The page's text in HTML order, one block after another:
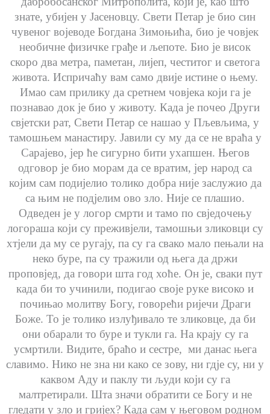
знате, убијен у Јасеновцу. Свети Петар је био син
чувеног војеводе Богдана Зимоњића, био је човјек
необичне физичке грађе и љепоте. Био је висок
скоро два метра, паметан, лијеп, честитог и светога
живота. Испричаћу вам само двије истине о њему.
Имао сам прилику да сретнем човјека који га је
познавао док је био у животу. Када је почео Други
свјетски рат, Свети Петар се нашао у Пљевљима, у
тамошњем манастиру. Јавили су му да се не враћа у
Сарајево, јер ће сигурно бити ухапшен. Његов
одговор је био морам да се вратим, јер народ са
којим сам подијелио толико добра није заслужио да
са њим не подјелим ово зло. Није се плашио.
Одведен је у логор смрти и тамо по свједочењу
логораша који су преживјели, тамошњи зликовци су
хтјели да му се ругају, па су га свако мало пењали на
неко буре, па су тражили од њега да држи
проповјед, да говори шта год хоће. Он је, сваки пут
када би то учинили, подигао своје руке високо и
почињао молитву Богу, говорећи ријечи Драги
Боже. То је толико излуђивало те зликовце, да би
они обарали то буре и тукли га. На крају су га
усмртили. Видите, браћо и сестре, ми данас њега
славимо. Нико не зна ни како се зову, ни гдје су, ни у
каквом Аду и паклу ти људи који су га
малтретирали. Шта значи обратити се Богу и не
гледати у зло и гријех? Када сам у његовом родном